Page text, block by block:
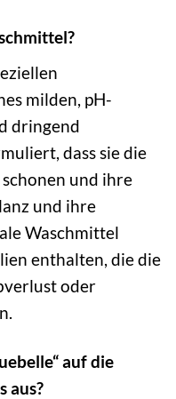
milden, pH-
dringend
dass sie die
und ihre
und ihre
Waschmittel
enthalten, die die
oder
auf die
aus?